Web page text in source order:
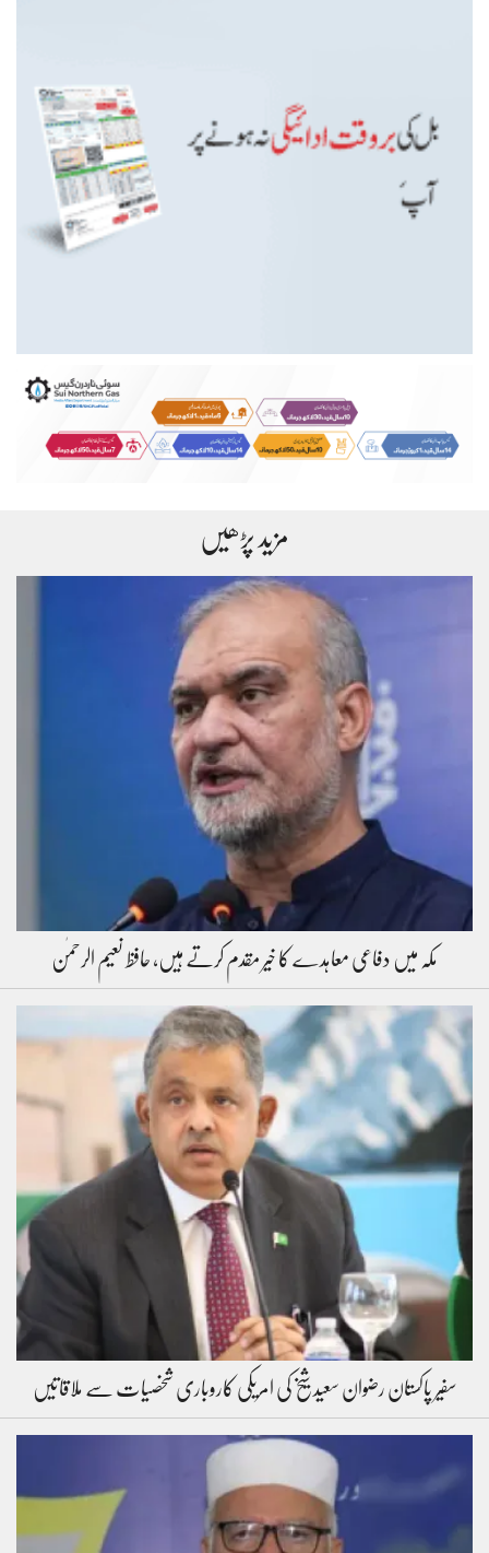
مزید پڑھیں
مکہ میں دفاعی معاہدے کا خیر مقدم کرتے ہیں، حافظ نعیم الرحمٰن
سفیر پاکستان رضوان سعید شیخ کی امریکی کاروباری شخصیات سے ملاقاتیں